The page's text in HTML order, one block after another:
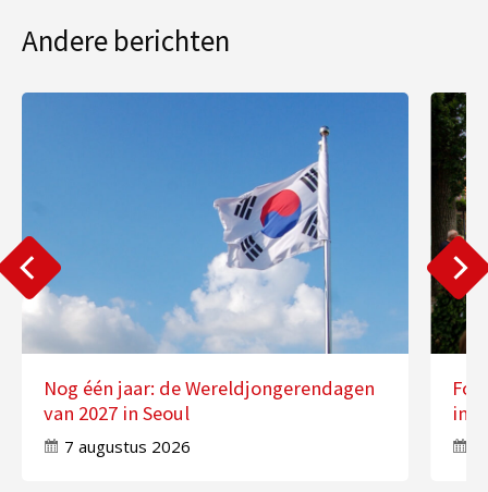
Andere berichten
Nog één jaar: de Wereldjongerendagen
van 2027 in Seoul
7 augustus 2026
in